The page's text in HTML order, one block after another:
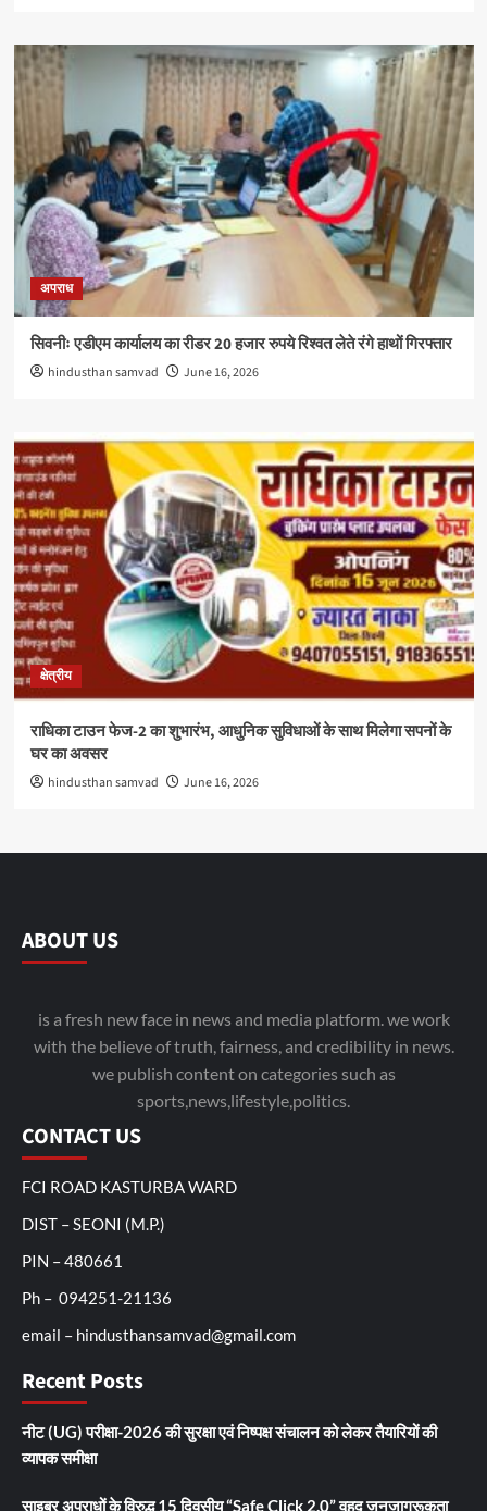
अपराध
सिवनीः एडीएम कार्यालय का रीडर 20 हजार रुपये रिश्वत लेते रंगे हाथों गिरफ्तार
hindusthan samvad June 16, 2026
क्षेत्रीय
राधिका टाउन फेज-2 का शुभारंभ, आधुनिक सुविधाओं के साथ मिलेगा सपनों के
घर का अवसर
hindusthan samvad June 16, 2026
ABOUT US
is a fresh new face in news and media platform. we work
with the believe of truth, fairness, and credibility in news.
we publish content on categories such as
sports,news,lifestyle,politics.
CONTACT US
FCI ROAD KASTURBA WARD
DIST – SEONI (M.P.)
PIN – 480661
Ph – 094251-21136
email – hindusthansamvad@gmail.com
Recent Posts
नीट (UG) परीक्षा-2026 की सुरक्षा एवं निष्पक्ष संचालन को लेकर तैयारियों की
व्यापक समीक्षा
साइबर अपराधों के विरुद्ध 15 दिवसीय “Safe Click 2.0” वृहद जनजागरूकता